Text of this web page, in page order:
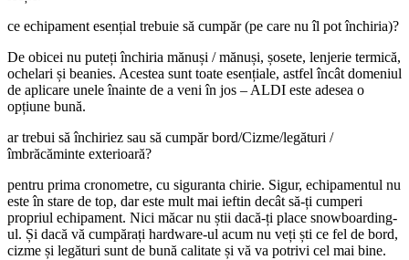
ce echipament esențial trebuie să cumpăr (pe care nu îl pot închiria)?
De obicei nu puteți închiria mănuși / mănuși, șosete, lenjerie termică,
ochelari și beanies. Acestea sunt toate esențiale, astfel încât domeniul
de aplicare unele înainte de a veni în jos – ALDI este adesea o
opțiune bună.
ar trebui să închiriez sau să cumpăr bord/Cizme/legături /
îmbrăcăminte exterioară?
pentru prima cronometre, cu siguranta chirie. Sigur, echipamentul nu
este în stare de top, dar este mult mai ieftin decât să-ți cumperi
propriul echipament. Nici măcar nu știi dacă-ți place snowboarding-
ul. Și dacă vă cumpărați hardware-ul acum nu veți ști ce fel de bord,
cizme și legături sunt de bună calitate și vă va potrivi cel mai bine.